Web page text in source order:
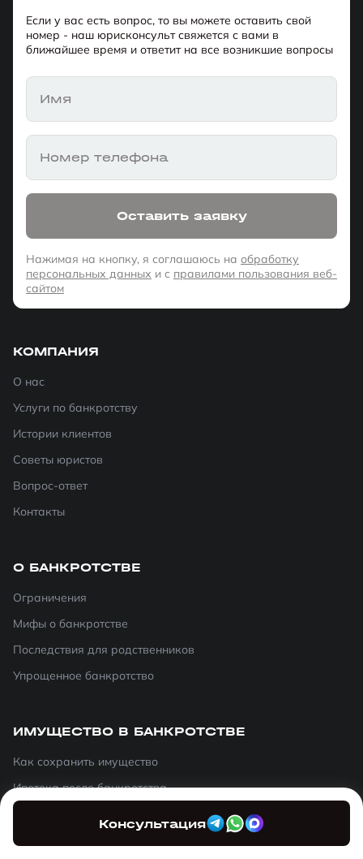
Если у вас есть вопрос, то вы можете оставить свой
номер - наш юрисконсульт свяжется с вами в
ближайшее время и ответит на все возникшие вопросы
Имя
Номер телефона
Оставить заявку
Нажимая на кнопку, я соглашаюсь на обработку
персональных данных и с правилами пользования веб-
сайтом
КОМПАНИЯ
О нас
Услуги по банкротству
Истории клиентов
Советы юристов
Вопрос-ответ
Контакты
О БАНКРОТСТВЕ
Ограничения
Мифы о банкротстве
Последствия для родственников
Упрощенное банкротство
ИМУЩЕСТВО В БАНКРОТСТВЕ
Как сохранить имущество
Ипотека после банкротства
Совместное имущество с супругом
Консультация